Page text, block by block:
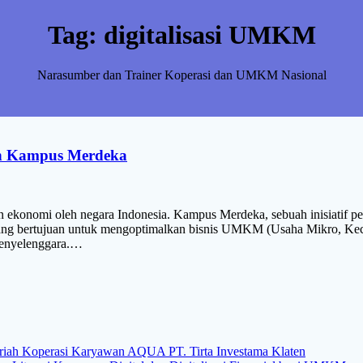
Tag: digitalisasi UMKM
Narasumber dan Trainer Koperasi dan UMKM Nasional
Kampus Merdeka
oleh negara Indonesia. Kampus Merdeka, sebuah inisiatif
bertujuan untuk mengoptimalkan bisnis UMKM (Usaha Mikro,
Koperasi Karyawan AQUA PT. Tirta Investama Klaten